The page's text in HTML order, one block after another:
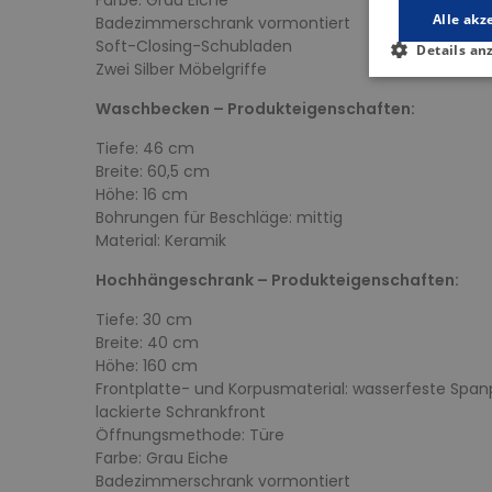
Badezimmerschrank vormontiert
Soft-Closing-Schubladen
Zwei Silber Möbelgriffe
Waschbecken – Produkteigenschaften:
Tiefe: 46 cm
Breite: 60,5 cm
Höhe: 16 cm
Bohrungen für Beschläge: mittig
Material: Keramik
Hochhängeschrank – Produkteigenschaften:
Tiefe: 30 cm
Breite: 40 cm
Höhe: 160 cm
Frontplatte- und Korpusmaterial: wasserfeste
lackierte Schrankfront
Öffnungsmethode: Türe
Farbe: Grau Eiche
Badezimmerschrank vormontiert
Alle
Details